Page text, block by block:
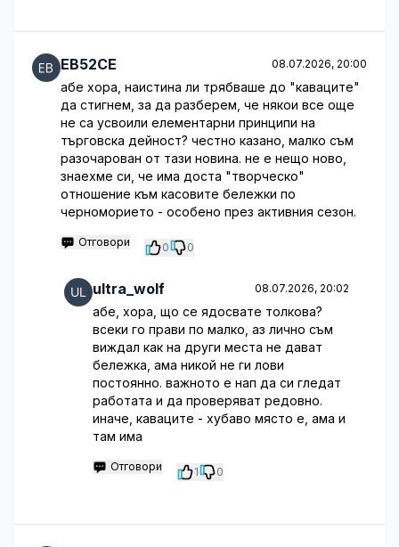
EB52CE 08.07.2026, 20:00
абе хора, наистина ли трябваше до "каваците"
да стигнем, за да разберем, че някои все още
не са усвоили елементарни принципи на
търговска дейност? честно казано, малко съм
разочарован от тази новина. не е нещо ново,
знаехме си, че има доста "творческо"
отношение към касовите бележки по
черноморието - особено през активния сезон.
Отговори 0 0
ultra_wolf 08.07.2026, 20:02
абе, хора, що се ядосвате толкова?
всеки го прави по малко, аз лично съм
виждал как на други места не дават
бележка, ама никой не ги лови
постоянно. важното е нап да си гледат
работата и да проверяват редовно.
иначе, каваците - хубаво място е, ама и
там има
Отговори 1 0